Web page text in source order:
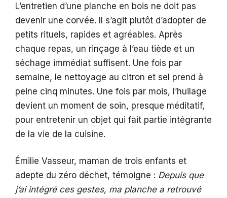
L’entretien d’une planche en bois ne doit pas
devenir une corvée. Il s’agit plutôt d’adopter de
petits rituels, rapides et agréables. Après
chaque repas, un rinçage à l’eau tiède et un
séchage immédiat suffisent. Une fois par
semaine, le nettoyage au citron et sel prend à
peine cinq minutes. Une fois par mois, l’huilage
devient un moment de soin, presque méditatif,
pour entretenir un objet qui fait partie intégrante
de la vie de la cuisine.
Émilie Vasseur, maman de trois enfants et
adepte du zéro déchet, témoigne : Depuis que
j’ai intégré ces gestes, ma planche a retrouvé